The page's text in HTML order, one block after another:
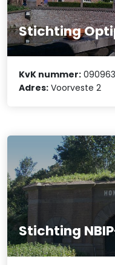
Stichting
KvK nummer:
Adres: Voorveste 2
Stichting